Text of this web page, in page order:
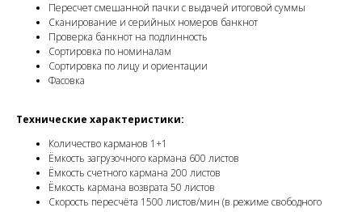
Пересчет смешанной пачки с выдачей итоговой суммы
Сканирование и серийных номеров банкнот
Проверка банкнот на подлинность
Сортировка по номиналам
Сортировка по лицу и ориентации
Фасовка
Технические характеристики:
Количество карманов 1+1
Ёмкость загрузочного кармана 600 листов
Ёмкость счетного кармана 200 листов
Ёмкость кармана возврата 50 листов
Скорость пересчёта 1500 листов/мин (в режиме свободного